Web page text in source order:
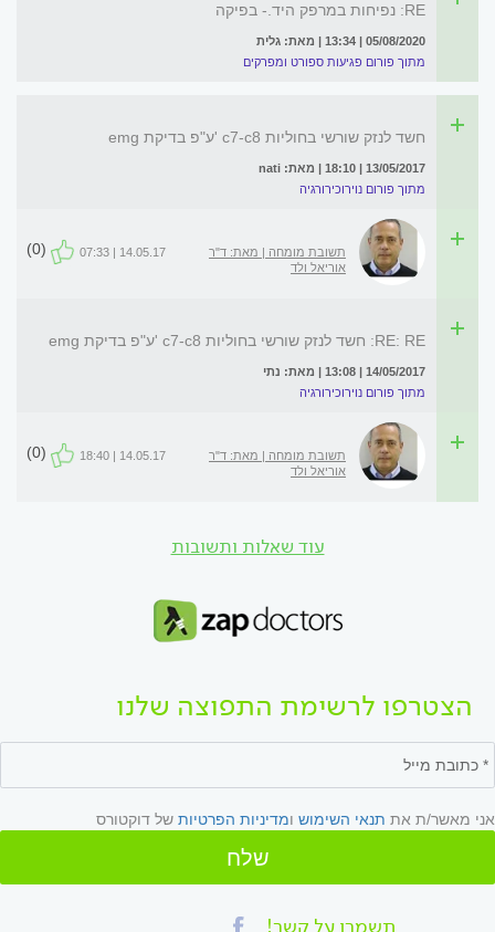
RE: נפיחות במרפק היד.- בפיקה
05/08/2020 | 13:34 | מאת: גלית
מתוך פורום פגיעות ספורט ומפרקים
חשד לנזק שורשי בחוליות c7-c8 'ע"פ בדיקת emg
13/05/2017 | 18:10 | מאת: nati
מתוך פורום נוירוכירורגיה
תשובת מומחה | מאת: ד"ר
אוריאל ולד
14.05.17 | 07:33
(0)
RE: RE: חשד לנזק שורשי בחוליות c7-c8 'ע"פ בדיקת emg
14/05/2017 | 13:08 | מאת: נתי
מתוך פורום נוירוכירורגיה
תשובת מומחה | מאת: ד"ר
אוריאל ולד
14.05.17 | 18:40
(0)
עוד שאלות ותשובות
הצטרפו לרשימת התפוצה שלנו
אני מאשר/ת את תנאי השימוש ומדיניות הפרטיות של דוקטורס
שלח
תשמרו על קשר!